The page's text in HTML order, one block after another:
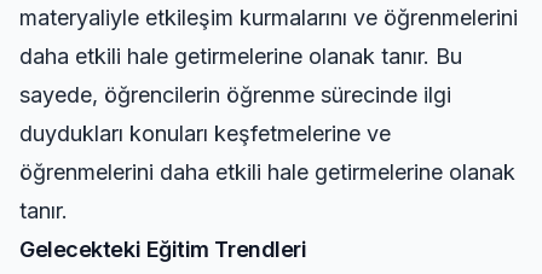
materyaliyle etkileşim kurmalarını ve öğrenmelerini
daha etkili hale getirmelerine olanak tanır. Bu
sayede, öğrencilerin öğrenme sürecinde ilgi
duydukları konuları keşfetmelerine ve
öğrenmelerini daha etkili hale getirmelerine olanak
tanır.
Gelecekteki Eğitim Trendleri